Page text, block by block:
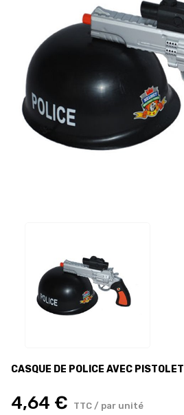
CASQUE DE POLICE AVEC PISTOLET
4,64 € TTC / par unité